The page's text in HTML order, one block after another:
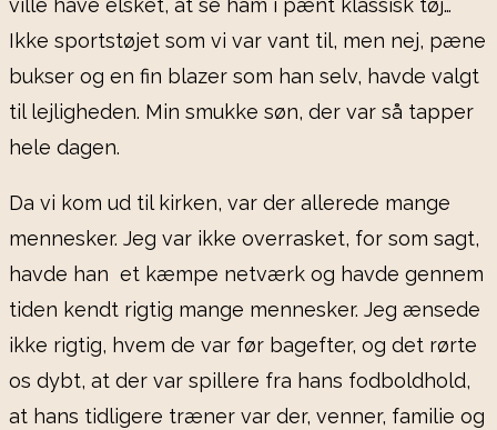
ville have elsket, at se ham i pænt klassisk tøj…
Ikke sportstøjet som vi var vant til, men nej, pæne
bukser og en fin blazer som han selv, havde valgt
til lejligheden. Min smukke søn, der var så tapper
hele dagen.
Da vi kom ud til kirken, var der allerede mange
mennesker. Jeg var ikke overrasket, for som sagt,
havde han et kæmpe netværk og havde gennem
tiden kendt rigtig mange mennesker. Jeg ænsede
ikke rigtig, hvem de var før bagefter, og det rørte
os dybt, at der var spillere fra hans fodboldhold,
at hans tidligere træner var der, venner, familie og